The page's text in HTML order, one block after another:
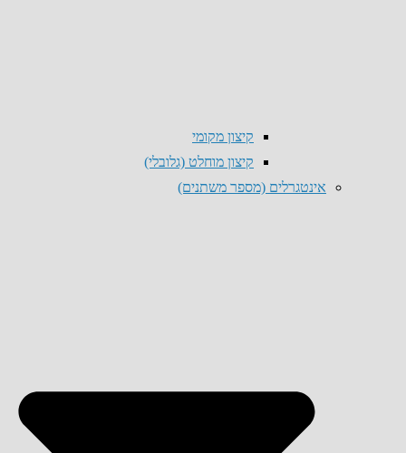
קיצון מקומי
קיצון מוחלט (גלובלי)
אינטגרלים (מספר משתנים)